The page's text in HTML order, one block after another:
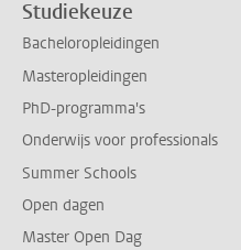
Studiekeuze
Bacheloropleidingen
Masteropleidingen
PhD-programma's
Onderwijs voor professionals
Summer Schools
Open dagen
Master Open Dag